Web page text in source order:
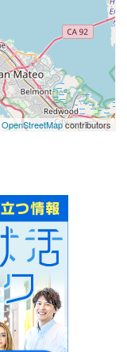
OpenStreetMapcontributors